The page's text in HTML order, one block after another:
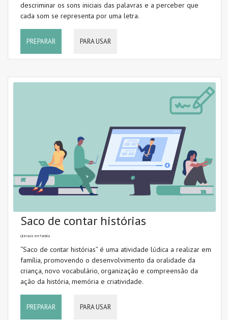
descriminar os sons iniciais das palavras e a perceber que
cada som se representa por uma letra.
PREPARAR PARA USAR
Saco de contar histórias
Literacia em família
“Saco de contar histórias” é uma atividade lúdica a realizar em
família, promovendo o desenvolvimento da oralidade da
criança, novo vocabulário, organização e compreensão da
ação da história, memória e criatividade.
PREPARAR PARA USAR